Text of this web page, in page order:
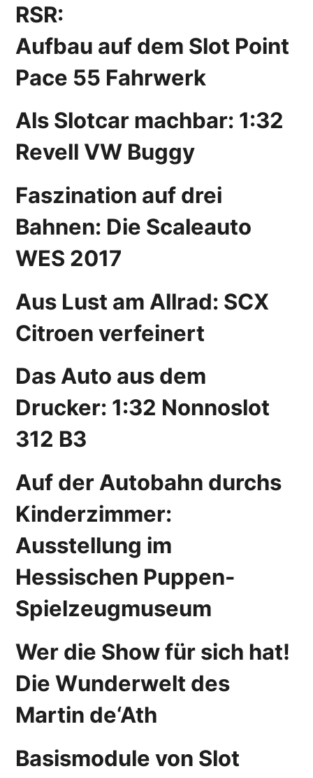
RSR:
Aufbau auf dem Slot Point
Pace 55 Fahrwerk
Als Slotcar machbar: 1:32
Revell VW Buggy
Faszination auf drei
Bahnen: Die Scaleauto
WES 2017
Aus Lust am Allrad: SCX
Citroen verfeinert
Das Auto aus dem
Drucker: 1:32 Nonnoslot
312 B3
Auf der Autobahn durchs
Kinderzimmer:
Ausstellung im
Hessischen Puppen-
Spielzeugmuseum
Wer die Show für sich hat!
Die Wunderwelt des
Martin de‘Ath
Basismodule von Slot